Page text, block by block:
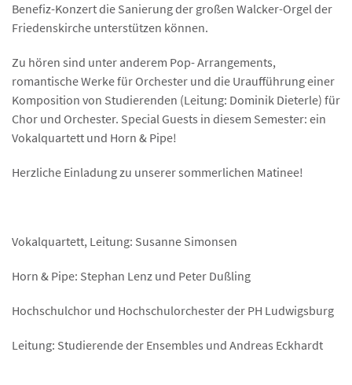
Benefiz-Konzert die Sanierung der großen Walcker-Orgel der
Friedenskirche unterstützen können.
Zu hören sind unter anderem Pop- Arrangements,
romantische Werke für Orchester und die Uraufführung einer
Komposition von Studierenden (Leitung: Dominik Dieterle) für
Chor und Orchester. Special Guests in diesem Semester: ein
Vokalquartett und Horn & Pipe!
Herzliche Einladung zu unserer sommerlichen Matinee!
Vokalquartett, Leitung: Susanne Simonsen
Horn & Pipe: Stephan Lenz und Peter Dußling
Hochschulchor und Hochschulorchester der PH Ludwigsburg
Leitung: Studierende der Ensembles und Andreas Eckhardt